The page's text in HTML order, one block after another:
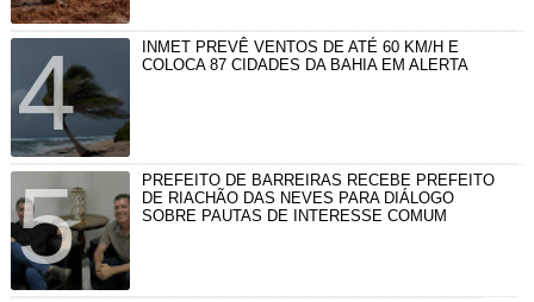
INMET PREVÊ VENTOS DE ATÉ 60 KM/H E
COLOCA 87 CIDADES DA BAHIA EM ALERTA
PREFEITO DE BARREIRAS RECEBE PREFEITO
DE RIACHÃO DAS NEVES PARA DIÁLOGO
SOBRE PAUTAS DE INTERESSE COMUM